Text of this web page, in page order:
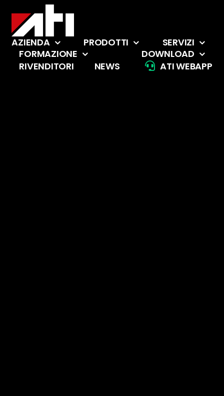
contenuto
AZIENDA PRODOTTI
SERVIZI
FORMAZIONE
DOWNLOAD
RIVENDITORI
NEWS ATI WEBAPP